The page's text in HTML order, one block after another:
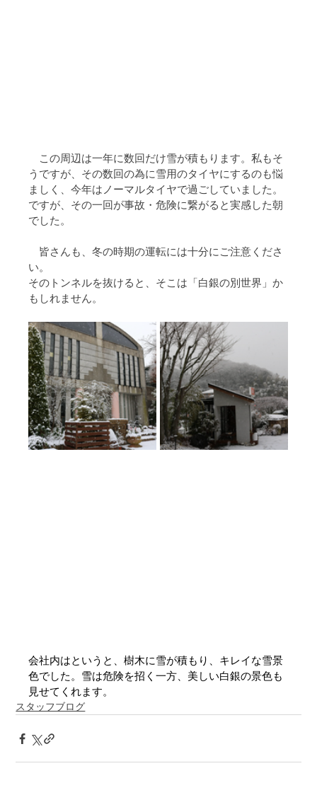
この周辺は一年に数回だけ雪が積もります。私もそ
うですが、その数回の為に雪用のタイヤにするのも悩
ましく、今年はノーマルタイヤで過ごしていました。
ですが、その一回が事故・危険に繋がると実感した朝
でした。
皆さんも、冬の時期の運転には十分にご注意くださ
い。
そのトンネルを抜けると、そこは「白銀の別世界」か
もしれません。
会社内はというと、樹木に雪が積もり、キレイな雪景
色でした。雪は危険を招く一方、美しい白銀の景色も
見せてくれます。
スタッフブログ